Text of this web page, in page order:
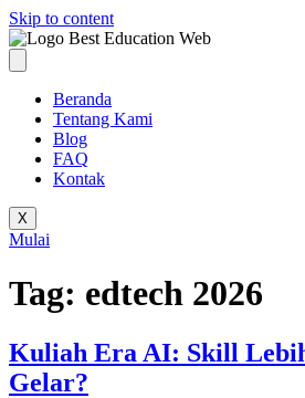
Skip to content
Beranda
Tentang Kami
Blog
FAQ
Kontak
X
Mulai
Tag: edtech 2026
Kuliah Era AI: Skill
Gelar?